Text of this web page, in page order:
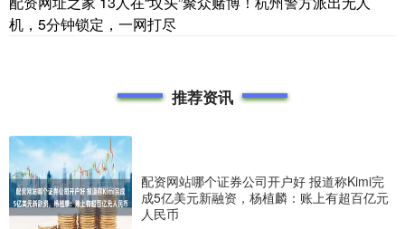
机，5分钟锁定，一网打尽
推荐资讯
配资网站哪个证券公司开户好 报道称Kimi完
成5亿美元新融资，杨植麟：账上有超百亿元
人民币